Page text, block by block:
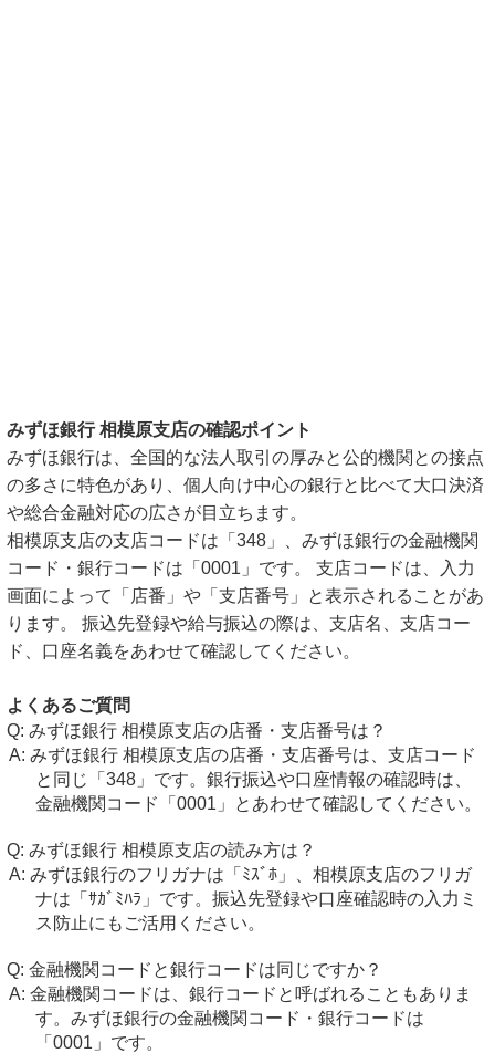
みずほ銀行 相模原支店の確認ポイント
みずほ銀行は、全国的な法人取引の厚みと公的機関との接点
の多さに特色があり、個人向け中心の銀行と比べて大口決済
や総合金融対応の広さが目立ちます。
相模原支店の支店コードは「348」、みずほ銀行の金融機関
コード・銀行コードは「0001」です。 支店コードは、入力
画面によって「店番」や「支店番号」と表示されることがあ
ります。 振込先登録や給与振込の際は、支店名、支店コー
ド、口座名義をあわせて確認してください。
よくあるご質問
みずほ銀行 相模原支店の店番・支店番号は？
みずほ銀行 相模原支店の店番・支店番号は、支店コード
と同じ「348」です。銀行振込や口座情報の確認時は、
金融機関コード「0001」とあわせて確認してください。
みずほ銀行 相模原支店の読み方は？
みずほ銀行のフリガナは「ﾐｽﾞﾎ」、相模原支店のフリガ
ナは「ｻｶﾞﾐﾊﾗ」です。振込先登録や口座確認時の入力ミ
ス防止にもご活用ください。
金融機関コードと銀行コードは同じですか？
金融機関コードは、銀行コードと呼ばれることもありま
す。みずほ銀行の金融機関コード・銀行コードは
「0001」です。